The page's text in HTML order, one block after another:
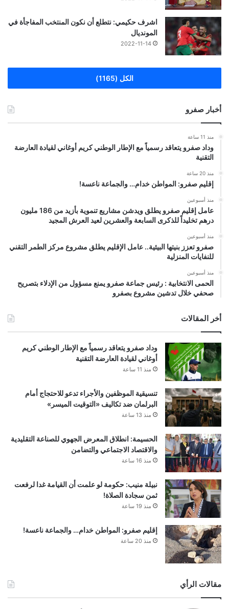
اشرف حكيمي: نتطلع أن نكون المنتخب المفاجأة في
المونديال
2022-11-14
الكل (1165)
أخبار صفرو
منذ 11 ساعة
وداد صفرو يتعاقد رسمياً مع الإطار الوطني كريم أوغاني لقيادة العارضة
التقنية
منذ 20 ساعة
إقليم صفرو: المواطن خدام… والجماعة ناعسة!
منذ أسبوعين
عامل إقليم صفرو يطلق ويدشن مشاريع تنموية بأزيد من 186 مليون
درهم تخليداً للذكرى السابعة والعشرين لعيد العرش المجيد
منذ أسبوعين
صفرو تعزز بنيتها البيئية.. عامل الإقليم يطلق مشروع مركز الطمر التقني
للنفايات المنزلية
منذ أسبوعين
الحمى الانتخابية : رئيس جماعة صفرو يمنع مسؤول من الإدلاء بتصريح
صحفي خلال تدشين مشروع بصفرو
أخر المقالات
وداد صفرو يتعاقد رسمياً مع الإطار الوطني كريم
أوغاني لقيادة العارضة التقنية
منذ 11 ساعة
تنسيقية الموظفين والأجراء تدعو للاحتجاج أمام
البرلمان ضد تكاليف «التوقيت الميسر»
منذ 13 ساعة
الحسيمة: انطلاق المعرض الجهوي للصناعة التقليدية
والاقتصاد الاجتماعي والتضامن
منذ 16 ساعة
نبيلة منيب: حكومة لو علمت أن القيامة غدا لرفعت
ثمن سجادة الصلاة!
منذ 19 ساعة
إقليم صفرو: المواطن خدام… والجماعة ناعسة!
منذ 20 ساعة
مقالات الرأي